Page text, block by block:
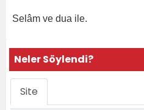
Selâm ve dua ile.
Neler Söylendi?
Site